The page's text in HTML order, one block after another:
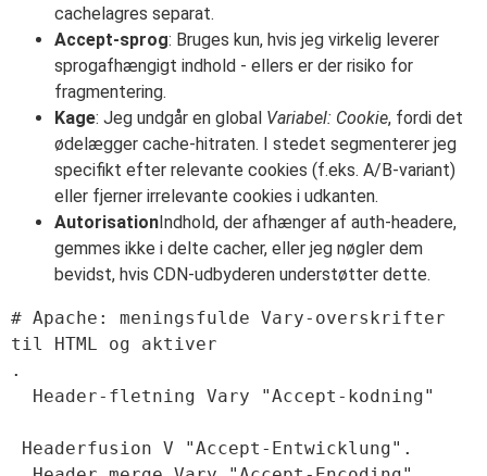
cachelagres separat.
Accept-sprog: Bruges kun, hvis jeg virkelig leverer
sprogafhængigt indhold - ellers er der risiko for
fragmentering.
Kage: Jeg undgår en global Variabel: Cookie, fordi det
ødelægger cache-hitraten. I stedet segmenterer jeg
specifikt efter relevante cookies (f.eks. A/B-variant)
eller fjerner irrelevante cookies i udkanten.
AutorisationIndhold, der afhænger af auth-headere,
gemmes ikke i delte cacher, eller jeg nøgler dem
bevidst, hvis CDN-udbyderen understøtter dette.
# Apache: meningsfulde Vary-overskrifter
til HTML og aktiver
.